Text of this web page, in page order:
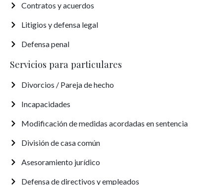
Contratos y acuerdos
Litigios y defensa legal
Defensa penal
Servicios para particulares
Divorcios / Pareja de hecho
Incapacidades
Modificación de medidas acordadas en sentencia
División de casa común
Asesoramiento jurídico
Defensa de directivos y empleados